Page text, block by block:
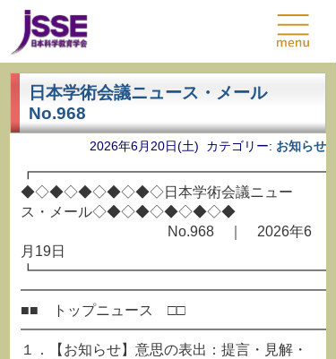
日本学術会議ニュース・メール
No.968
2026年6月20日(土) カテゴリー: お知らせ
◆◇◆◇◆◇◆◇◆◇日本学術会議ニュー
ス・メール◇◆◇◆◇◆◇◆◇◆
No.968 ｜ 2026年6
月19日
■■ トップニュース □□
１．【お知らせ】意思の表出：提言・見解・